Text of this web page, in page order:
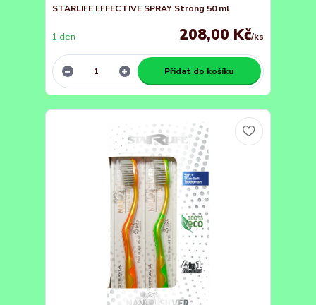
STARLIFE EFFECTIVE SPRAY Strong 50 ml
208,00 Kč/ks
1 den
Přidat do košíku